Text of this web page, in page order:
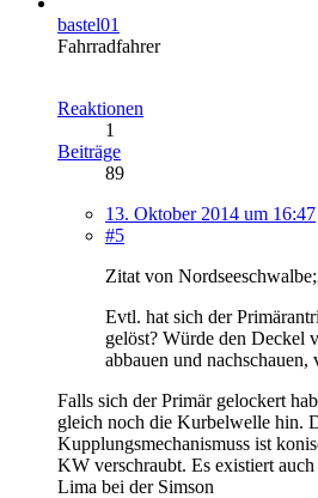
bastel01
Fahrradfahrer
Reaktionen
1
Beiträge
89
13. Oktober 2014 um 16:47
#5
Zitat von
Evtl. hat sich der
gelöst? Würde den Deckel
abbauen und nachschauen,
Falls sich der Primär gelockert
gleich noch die Kurbelwelle hin.
Kupplungsmechanismuss ist
KW verschraubt. Es existiert
Lima bei der Simson